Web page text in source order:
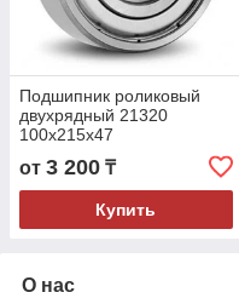
Подшипник роликовый
двухрядный 21320
100x215x47
от 3 200 ₸
Купить
О нас